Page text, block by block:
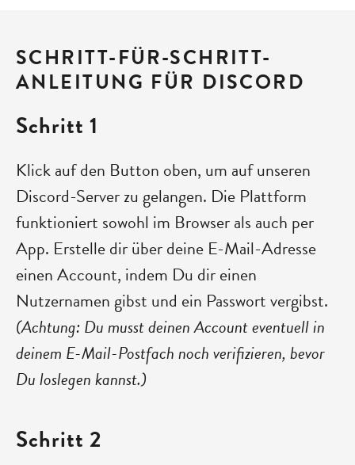
SCHRITT-FÜR-SCHRITT-
ANLEITUNG FÜR DISCORD
Schritt 1
Klick auf den Button oben, um auf unseren
Discord-Server zu gelangen. Die Plattform
funktioniert sowohl im Browser als auch per
App. Erstelle dir über deine E-Mail-Adresse
einen Account, indem Du dir einen
Nutzernamen gibst und ein Passwort vergibst.
(Achtung: Du musst deinen Account eventuell in
deinem E-Mail-Postfach noch verifizieren, bevor
Du loslegen kannst.)
Schritt 2